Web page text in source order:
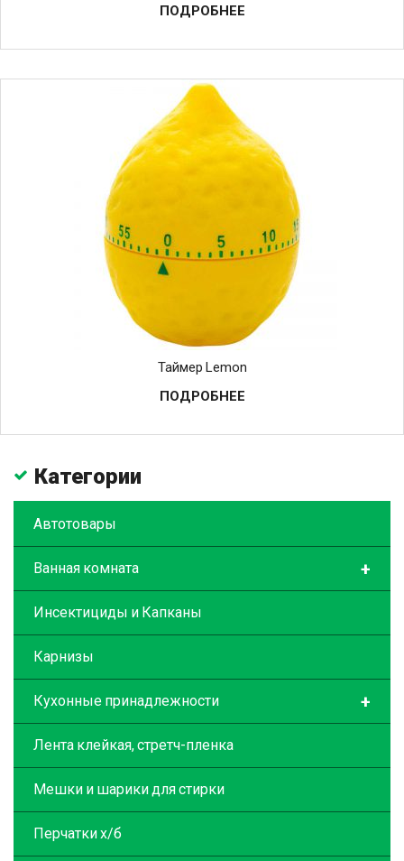
ПОДРОБНЕЕ
Таймер Lemon
ПОДРОБНЕЕ
Категории
Автотовары
+
Ванная комната
Инсектициды и Капканы
Карнизы
+
Кухонные принадлежности
Лента клейкая, стретч-пленка
Мешки и шарики для стирки
Перчатки х/б